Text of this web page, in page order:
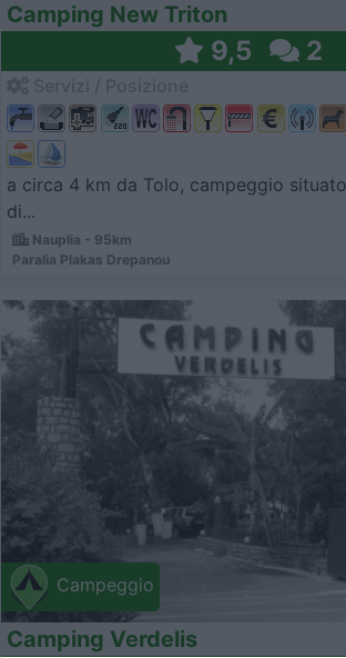
Camping New Triton
9,5 2
a circa 4 km da Tolo, campeggio
di...
Nauplia - 95km
Paralia Plakas Drepanou
Campeggio
Camping Verdelis